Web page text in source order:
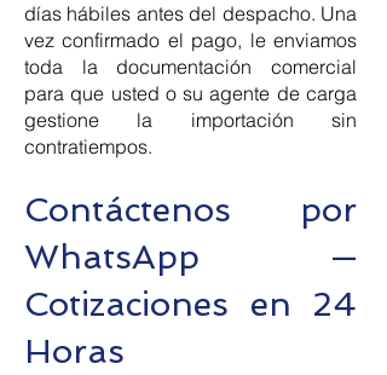
días hábiles antes del despacho. Una
vez confirmado el pago, le enviamos
toda la documentación comercial
para que usted o su agente de carga
gestione la importación sin
contratiempos.
Contáctenos por
WhatsApp —
Cotizaciones en 24
Horas